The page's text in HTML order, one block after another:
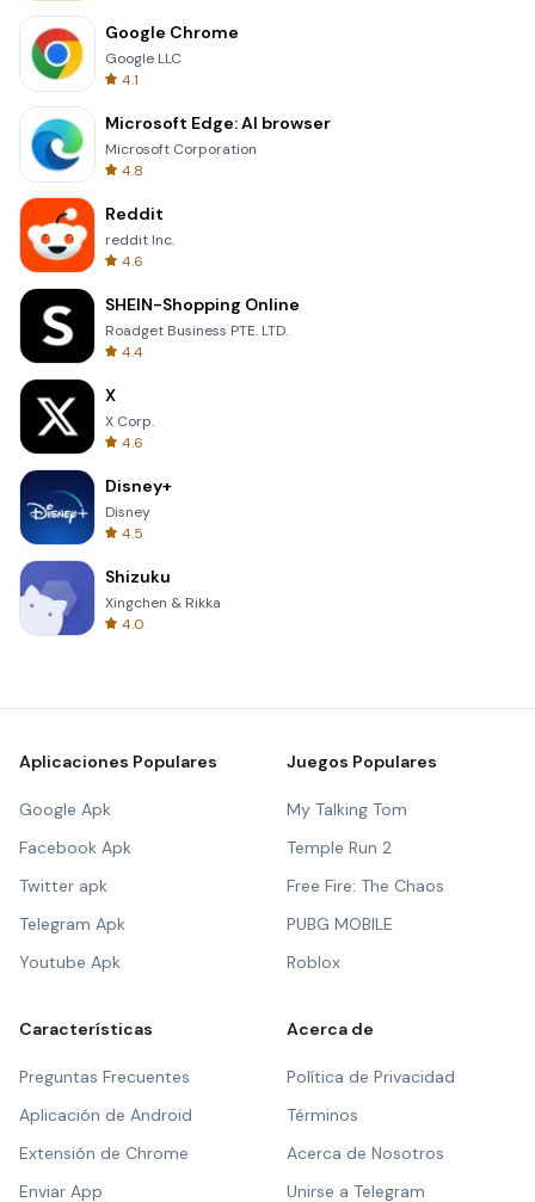
Google Chrome
Google LLC
4.1
Microsoft Edge: AI browser
Microsoft Corporation
4.8
Reddit
reddit Inc.
4.6
SHEIN-Shopping Online
Roadget Business PTE. LTD.
4.4
X
X Corp.
4.6
Disney+
Disney
4.5
Shizuku
Xingchen & Rikka
4.0
Aplicaciones Populares
Google Apk
Facebook Apk
Twitter apk
Telegram Apk
Youtube Apk
Juegos Populares
My Talking Tom
Temple Run 2
Free Fire: The Chaos
PUBG MOBILE
Roblox
Características
Preguntas Frecuentes
Aplicación de Android
Extensión de Chrome
Enviar App
Acerca de
Política de Privacidad
Términos
Acerca de Nosotros
Unirse a Telegram